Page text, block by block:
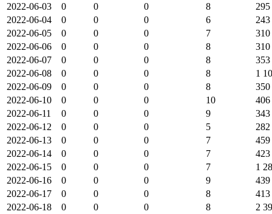
2022-06-03
0 0 0 8
295
2022-06-04
0 0 0 6
243
2022-06-05
0 0 0 7
310
2022-06-06
0 0 0 8
310
2022-06-07
0 0 0 8
353
2022-06-08
0 0 0 8
1
2022-06-09
0 0 0 8
350
2022-06-10
0 0 0 10
406
2022-06-11
0 0 0 9
343
2022-06-12
0 0 0 5
282
2022-06-13
0 0 0 7
459
2022-06-14
0 0 0 7
423
2022-06-15
0 0 0 7
1
2022-06-16
0 0 0 9
439
2022-06-17
0 0 0 8
413
2022-06-18
0 0 0 8
2